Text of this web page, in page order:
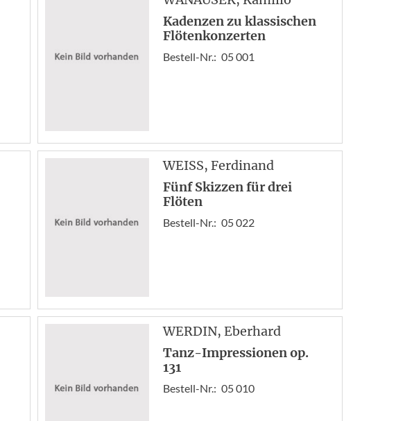
Kadenzen zu klassischen
Flötenkonzerten
Bestell-Nr.: 05 001
WEISS, Ferdinand
Fünf Skizzen für drei
Flöten
Bestell-Nr.: 05 022
WERDIN, Eberhard
Tanz-Impressionen op.
131
Bestell-Nr.: 05 010